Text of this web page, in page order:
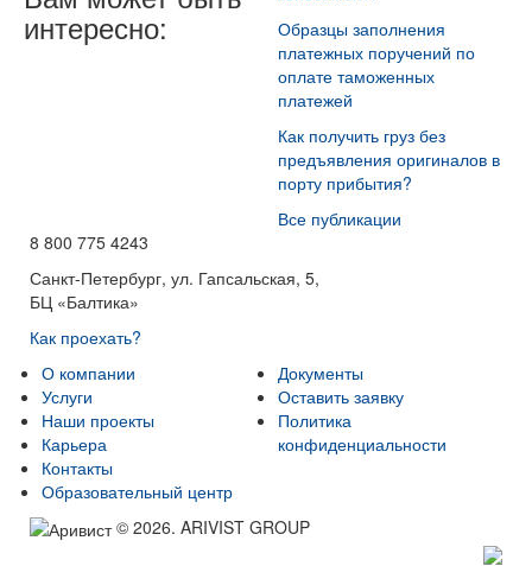
интересно:
Образцы заполнения
платежных поручений по
оплате таможенных
платежей
Как получить груз без
предъявления оригиналов в
порту прибытия?
Все публикации
8 800 775 4243
Санкт-Петербург, ул. Гапсальская, 5,
БЦ «Балтика»
Как проехать?
О компании
Услуги
Наши проекты
Карьера
Контакты
Образовательный центр
Документы
Оставить заявку
Политика
конфиденциальности
© 2026. ARIVIST GROUP